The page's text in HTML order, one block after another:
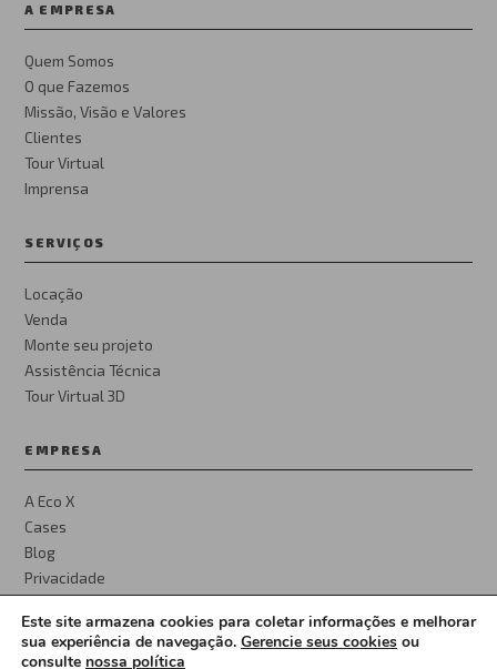
A EMPRESA
Quem Somos
O que Fazemos
Missão, Visão e Valores
Clientes
Tour Virtual
Imprensa
SERVIÇOS
Locação
Venda
Monte seu projeto
Assistência Técnica
Tour Virtual 3D
EMPRESA
A Eco X
Cases
Blog
Privacidade
Este site armazena cookies para coletar informações e melhorar
sua experiência de navegação. Gerencie seus cookies ou
consulte nossa política